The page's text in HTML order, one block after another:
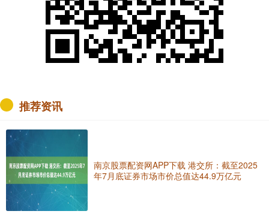
推荐资讯
南京股票配资网APP下载 港交所：截至2025
年7月底证券市场市价总值达44.9万亿元